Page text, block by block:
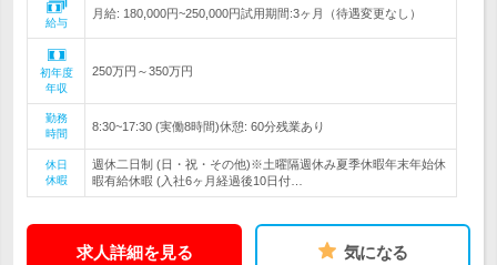
給与
月給: 180,000円~250,000円試用期間:3ヶ月（待遇変更なし）
初年度
年収
250万円～350万円
勤務
時間
8:30~17:30 (実働8時間)休憩: 60分残業あり
休日
休暇
週休二日制 (日・祝・その他)※土曜隔週休み夏季休暇年末年始休
暇有給休暇 (入社6ヶ月経過後10日付…
求人詳細を見る 気になる